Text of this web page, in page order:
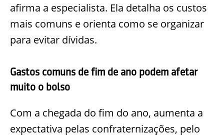
afirma a especialista. Ela detalha os custos
mais comuns e orienta como se organizar
para evitar dívidas.
Gastos comuns de fim de ano podem afetar
muito o bolso
Com a chegada do fim do ano, aumenta a
expectativa pelas confraternizações, pelo